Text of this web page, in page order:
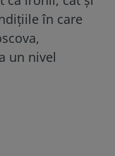
în care
un nivel